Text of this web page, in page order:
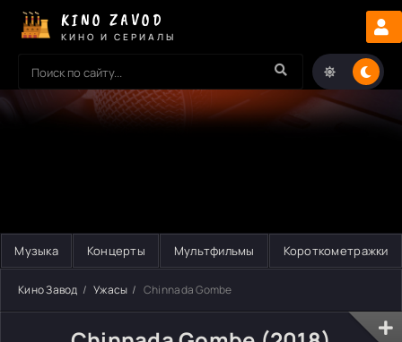
KINO ZAVOD
КИНО И СЕРИАЛЫ
Музыка Концерты Мультфильмы Короткометражки
Кино Завод Ужасы Chinnada Gombe